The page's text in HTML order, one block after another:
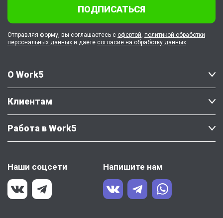
О Work5
Клиентам
Работа в Work5
Наши соцсети Напишите нам
ПОДПИСАТЬСЯ
Отправляя форму, вы соглашаетесь с офертой, политикой обработки
персональных данных и даёте согласие на обработку данных